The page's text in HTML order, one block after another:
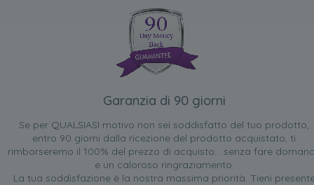
Garanzia di 90 giorni
Se per QUALSIASI motivo non sei soddisfatto del tuo prodotto,
entro 90 giorni dalla ricezione del prodotto acquistato, ti
rimborseremo il 100% del prezzo di acquisto... senza fare
e un caloroso ringraziamento.
La tua soddisfazione è la nostra massima priorità. Tieni